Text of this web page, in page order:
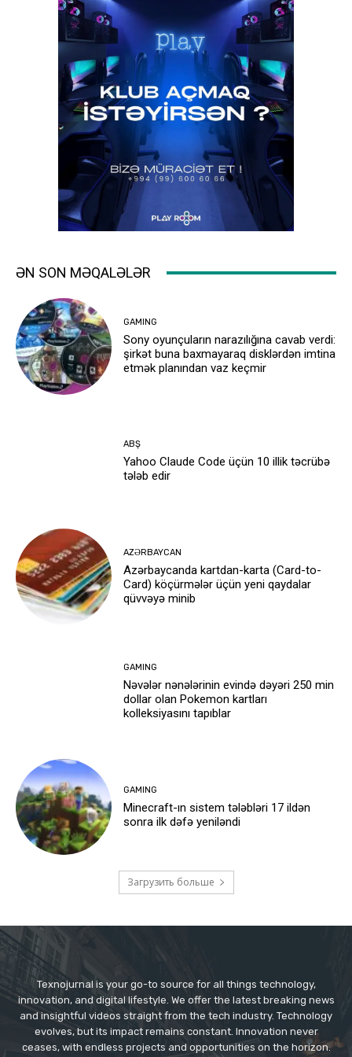
ƏN SON MƏQALƏLƏR
GAMING
Sony oyunçuların narazılığına cavab verdi:
şirkət buna baxmayaraq disklərdən imtina
etmək planından vaz keçmir
ABŞ
Yahoo Claude Code üçün 10 illik təcrübə
tələb edir
AZƏRBAYCAN
Azərbaycanda kartdan-karta (Card-to-
Card) köçürmələr üçün yeni qaydalar
qüvvəyə minib
GAMING
Nəvələr nənələrinin evində dəyəri 250 min
dollar olan Pokemon kartları
kolleksiyasını tapıblar
GAMING
Minecraft-ın sistem tələbləri 17 ildən
sonra ilk dəfə yeniləndi
Загрузить больше
Texnojurnal is your go-to source for all things technology,
innovation, and digital lifestyle. We offer the latest breaking news
and insightful videos straight from the tech industry. Technology
evolves, but its impact remains constant. Innovation never
ceases, with endless projects and opportunities on the horizon.